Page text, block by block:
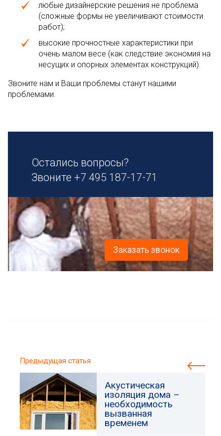
любые дизайнерские решения не проблема
(сложные формы не увеличивают стоимости
работ);
высокие прочностные характеристики при
очень малом весе (как следствие экономия на
несущих и опорных элементах конструкций).
Звоните нам и Ваши проблемы станут нашими
проблемами.
Остались вопросы?
Звоните +7 495 187-17-71
Заказать звонок
Предыдущая статья
Акустическая
изоляция дома –
необходимость
вызванная
временем